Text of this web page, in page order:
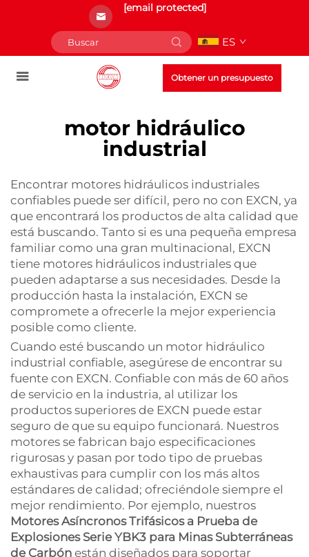
[email protected]
ES
Obtener un presupuesto
motor hidráulico
industrial
Encontrar motores hidráulicos industriales
confiables puede ser difícil, pero no con EXCN, ya
que encontrará los productos de alta calidad que
está buscando. Tanto si es una pequeña empresa
familiar como una gran multinacional, EXCN
tiene motores hidráulicos industriales que
pueden adaptarse a sus necesidades. Desde la
producción hasta la instalación, EXCN se
compromete a ofrecerle la mejor experiencia
posible como cliente.
Cuando esté buscando un motor hidráulico
industrial confiable, asegúrese de encontrar su
fuente con EXCN. Confiable con más de 60 años
de servicio en la industria, al utilizar los
productos superiores de EXCN puede estar
seguro de que su equipo funcionará. Nuestros
motores se fabrican bajo especificaciones
rigurosas y pasan por todo tipo de pruebas
exhaustivas para cumplir con los más altos
estándares de calidad; ofreciéndole siempre el
mejor rendimiento. Por ejemplo, nuestros
Motores Asíncronos Trifásicos a Prueba de
Explosiones Serie YBK3 para Minas Subterráneas
de Carbón están diseñados para soportar